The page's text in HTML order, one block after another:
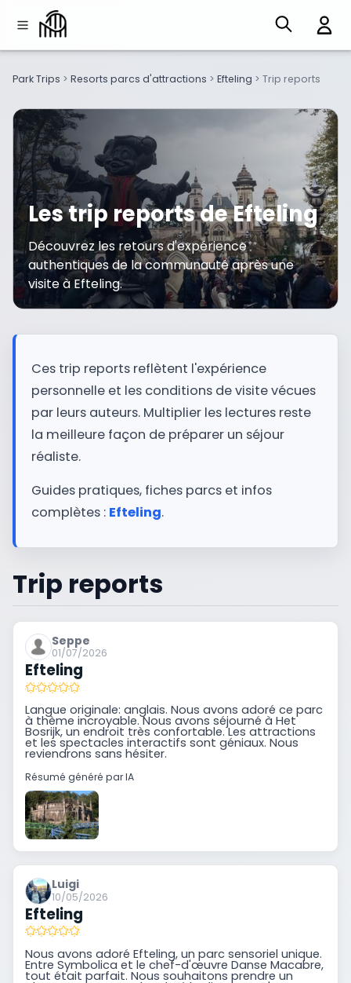
Park Trips > Resorts parcs d'attractions > Efteling > Trip reports
Les trip reports de Efteling
Découvrez les retours d'expérience
authentiques de la communauté après une
visite à Efteling.
Ces trip reports reflètent l'expérience
personnelle et les conditions de visite vécues
par leurs auteurs. Multiplier les lectures reste
la meilleure façon de préparer un séjour
réaliste.
Guides pratiques, fiches parcs et infos
complètes : Efteling.
Trip reports
Seppe
01/07/2026
Efteling
Langue originale: anglais. Nous avons adoré ce parc
à thème incroyable. Nous avons séjourné à Het
Bosrijk, un endroit très confortable. Les attractions
et les spectacles interactifs sont géniaux. Nous
reviendrons sans hésiter.
Résumé généré par IA
Luigi
10/05/2026
Efteling
Nous avons adoré Efteling, un parc sensoriel unique.
Entre Symbolica et le chef-d'œuvre Danse Macabre,
tout était parfait. Nous souhaitons prendre un